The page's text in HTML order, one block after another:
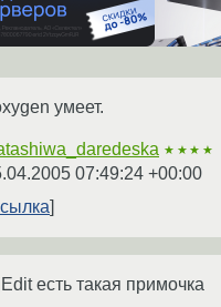
умеет.
★★★★
07:49:24 +00:00
есть такая примочка